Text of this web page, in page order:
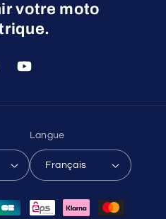
votre moto
YouTube
Langue
Français